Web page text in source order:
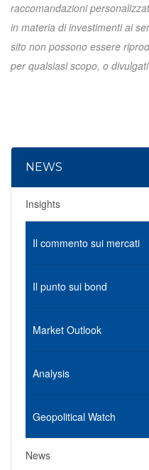
raccomandazioni
in materia di investimenti ai
sito non possono essere
per qualsiasi scopo, o
NEWS
Insights
Il commento sui mercati
Il punto sui bond
Market Outlook
Analysis
Geopolitical Watch
News